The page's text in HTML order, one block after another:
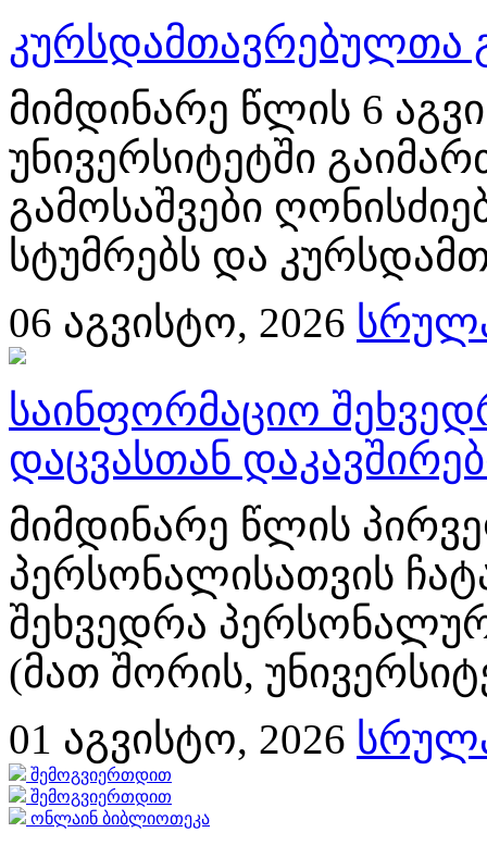
კურსდამთავრებულთა
მიმდინარე წლის 6
უნივერსიტეტში
გამოსაშვები
სტუმრებს და
06 აგვისტო, 2026
საინფორმაციო
დაცვასთან
მიმდინარე წლის
პერსონალისათვის
შეხვედრა
(მათ შორის,
01 აგვისტო, 2026
შემოგვიერთდით
შემოგვიერთდით
ონლაინ ბიბლიოთეკა